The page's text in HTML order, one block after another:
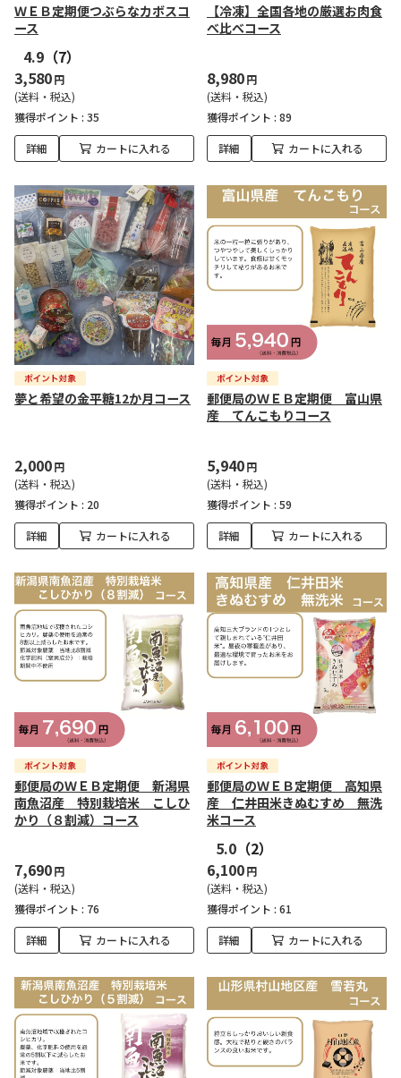
ＷＥＢ定期便つぶらなカボスコ
ース
4.9 （7）
3,580円
(送料・税込)
獲得ポイント : 35
詳細 カートに入れる
【冷凍】全国各地の厳選お肉食
べ比べコース
8,980円
(送料・税込)
獲得ポイント : 89
詳細 カートに入れる
夢と希望の金平糖12か月コース
2,000円
(送料・税込)
獲得ポイント : 20
詳細 カートに入れる
郵便局のＷＥＢ定期便 富山県
産 てんこもりコース
5,940円
(送料・税込)
獲得ポイント : 59
詳細 カートに入れる
郵便局のＷＥＢ定期便 新潟県
南魚沼産 特別栽培米 こしひ
かり（８割減）コース
7,690円
(送料・税込)
獲得ポイント : 76
詳細 カートに入れる
郵便局のＷＥＢ定期便 高知県
産 仁井田米きぬむすめ 無洗
米コース
5.0 （2）
6,100円
(送料・税込)
獲得ポイント : 61
詳細 カートに入れる